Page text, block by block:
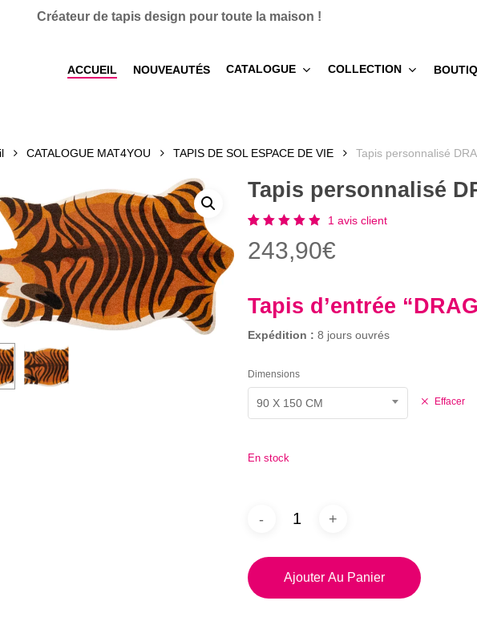
Créateur de tapis design pour toute la maison !
ACCUEIL NOUVEAUTÉS CATALOGUE COLLECTION
CATALOGUE MAT4YOU TAPIS DE SOL ESPACE DE VIE Tapis personnalisé
Tapis personnalisé
5.00
sur 5
client
1 avis client
243,90€
Tapis d’entrée
Expédition : 8 jours ouvrés
Dimensions
90 X 150 CM Effacer
En stock
Ajouter Au Panier